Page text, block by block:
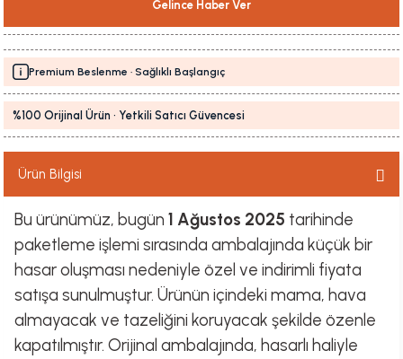
Gelince Haber Ver
Premium Beslenme · Sağlıklı Başlangıç
%100 Orijinal Ürün · Yetkili Satıcı Güvencesi
Ürün Bilgisi
Bu ürünümüz, bugün 1 Ağustos 2025 tarihinde
paketleme işlemi sırasında ambalajında küçük bir
hasar oluşması nedeniyle özel ve indirimli fiyata
satışa sunulmuştur. Ürünün içindeki mama, hava
almayacak ve tazeliğini koruyacak şekilde özenle
kapatılmıştır. Orijinal ambalajında, hasarlı haliyle